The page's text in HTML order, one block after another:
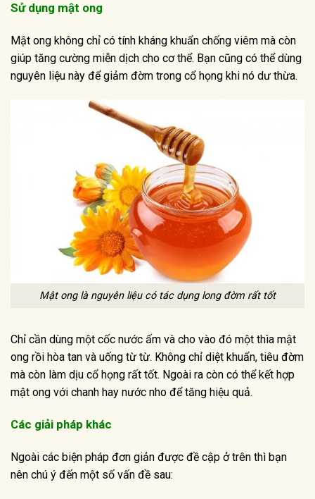
Sử dụng mật ong
Mật ong không chỉ có tính kháng khuẩn chống viêm mà còn
giúp tăng cường miễn dịch cho cơ thể. Bạn cũng có thể dùng
nguyên liệu này để giảm đờm trong cổ họng khi nó dư thừa.
Mật ong là nguyên liệu có tác dụng long đờm rất tốt
Chỉ cần dùng một cốc nước ấm và cho vào đó một thìa mật
ong rồi hòa tan và uống từ từ. Không chỉ diệt khuẩn, tiêu đờm
mà còn làm dịu cổ họng rất tốt. Ngoài ra còn có thể kết hợp
mật ong với chanh hay nước nho để tăng hiệu quả.
Các giải pháp khác
Ngoài các biện pháp đơn giản được đề cập ở trên thì bạn
nên chú ý đến một số vấn đề sau: